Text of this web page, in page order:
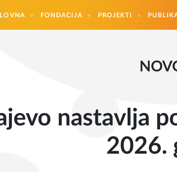
FONDACIJA PROJEKTI
nastavlja
2026.